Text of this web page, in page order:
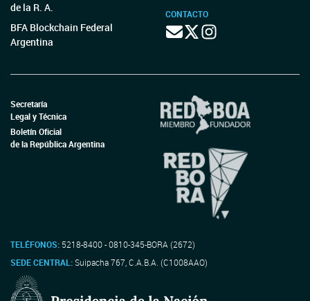
de la R. A.
BFA Blockchain Federal
Argentina
CONTACTO
Secretaría
Legal y Técnica
Boletín Oficial
de la República Argentina
TELÉFONOS: 5218-8400 - 0810-345-BORA (2672)
SEDE CENTRAL:Suipacha 767, C.A.B.A. (C1008AAO)